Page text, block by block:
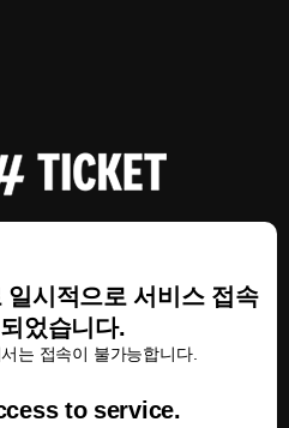
시적으로 서비스 접속
었습니다.
는 접속이 불가능합니다.
to service.